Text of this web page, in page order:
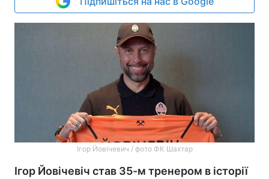
Ігор Йовічевич / фото ФК Шахтар
Ігор Йовічевіч став 35-м тренером в історії